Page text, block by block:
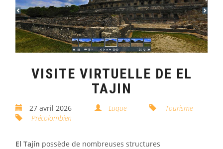
VISITE VIRTUELLE DE EL
TAJIN
27 avril 2026 Luque
Tourisme
Précolombien
El Tajín possède de nombreuses structures